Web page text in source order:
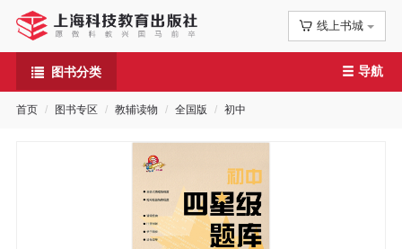
线上书城
图书分类
首
页
导航
首页 图书专区 教辅读物 全国版 初中